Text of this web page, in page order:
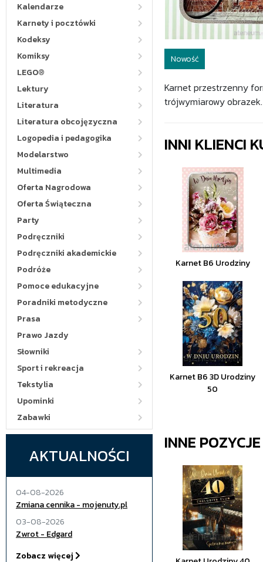
Kalendarze
Karnety i pocztówki
Kodeksy
Komiksy
LEGO®
Lektury
Literatura
Literatura obcojęzyczna
Logopedia i pedagogika
Modelarstwo
Multimedia
Oferta Nagrodowa
Oferta Świąteczna
Party
Podręczniki
Podręczniki akademickie
Podróże
Pomoce edukacyjne
Poradniki metodyczne
Prasa
Prawo Jazdy
Słowniki
Sport i rekreacja
Tekstylia
Upominki
Zabawki
AKTUALNOŚCI
04-08-2026
Zmiana cennika - mojenuty.pl
03-08-2026
Zwrot - Edgard
Zobacz więcej
Nowość
Karnet przestrzenny
trójwymiarowy obrazek.
INNI KLIENCI
Karnet B6 Urodziny
Karnet B6 3D Urodziny
50
INNE